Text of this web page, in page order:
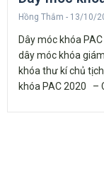
Hồng Thắm 13/10/
Dây móc khóa
dây móc khóa
khóa thư kí chủ
khóa PAC 2020 –